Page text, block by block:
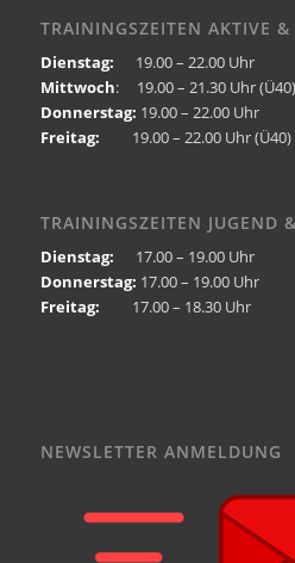
TRAININGSZEITEN AKTIVE &
Dienstag: 19.00 – 22.00 Uhr
Mittwoch: 19.00 – 21.30 Uhr (Ü40)
Donnerstag: 19.00 – 22.00 Uhr
Freitag: 19.00 – 22.00 Uhr (Ü40)
TRAININGSZEITEN JUGEND
Dienstag: 17.00 – 19.00 Uhr
Donnerstag: 17.00 – 19.00 Uhr
Freitag: 17.00 – 18.30 Uhr
NEWSLETTER ANMELDUNG